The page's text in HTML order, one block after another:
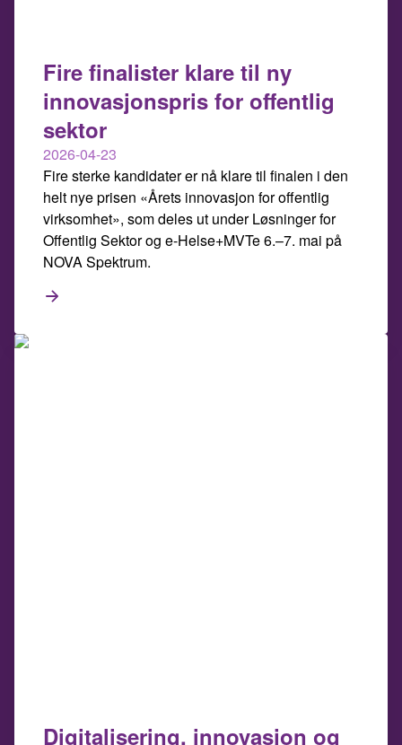
Fire finalister klare til ny
innovasjonspris for offentlig
sektor
2026-04-23
Fire sterke kandidater er nå klare til finalen i den
helt nye prisen «Årets innovasjon for offentlig
virksomhet», som deles ut under Løsninger for
Offentlig Sektor og e-Helse+MVTe 6.–7. mai på
NOVA Spektrum.
Digitalisering, innovasjon og